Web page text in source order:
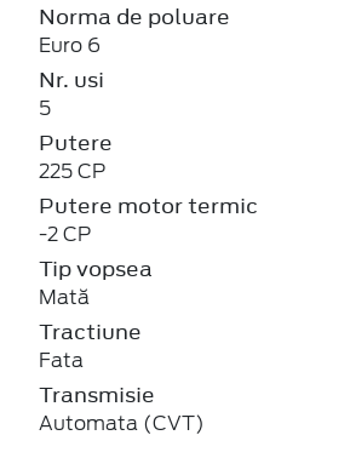
Norma de poluare
Euro 6
Nr. usi
5
Putere
225 CP
Putere motor termic
-2 CP
Tip vopsea
Mată
Tractiune
Fata
Transmisie
Automata (CVT)